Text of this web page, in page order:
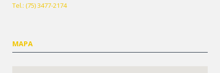
Tel.: (75) 3477-2174
MAPA